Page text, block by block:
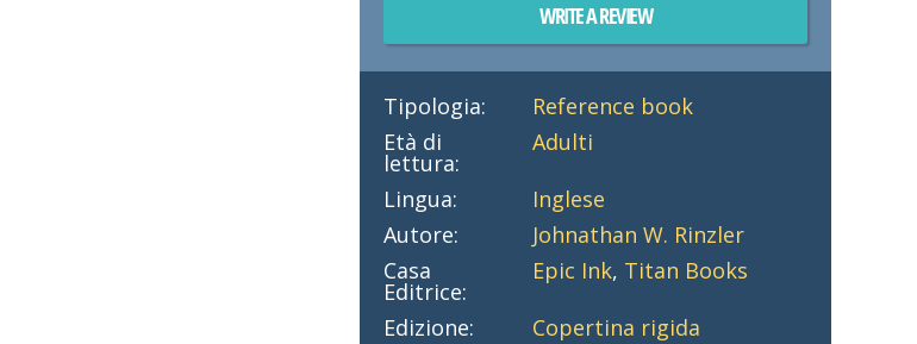
WRITE A REVIEW
Tipologia:
Reference book
Età di
lettura:
Adulti
Lingua:
Inglese
Autore:
Johnathan W. Rinzler
Casa
Editrice:
Epic Ink, Titan Books
Edizione:
Copertina rigida